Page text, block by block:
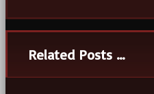
Related Posts ...